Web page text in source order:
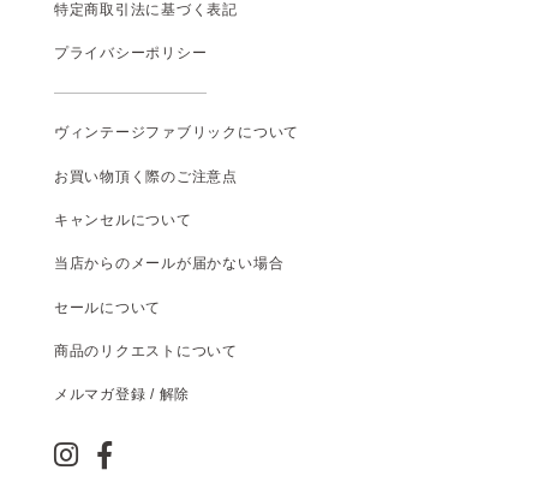
特定商取引法に基づく表記
プライバシーポリシー
ヴィンテージファブリックについて
お買い物頂く際のご注意点
キャンセルについて
当店からのメールが届かない場合
セールについて
商品のリクエストについて
メルマガ登録 / 解除